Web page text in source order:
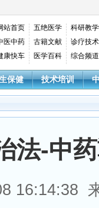
站首页 五绝医学
科研教学
医中药 古籍文献
诊疗技术
康快车 医学百科 综合频道
保健 技术培训
法-中
16:14:38